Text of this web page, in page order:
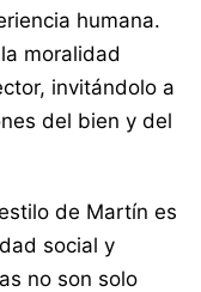
humana.
moralidad
invitándolo a
del bien y del
de Martín es
social y
no son solo